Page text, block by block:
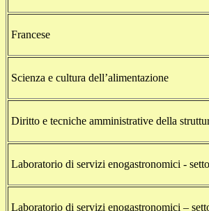
Francese
Scienza e cultura dell’alimentazione
Diritto e tecniche amministrative della
Laboratorio di servizi enogastronomici -
Laboratorio di servizi enogastronomici –